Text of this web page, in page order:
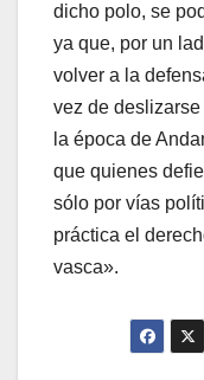
dicho polo, se
ya que, por un
volver a la
vez de
la época de
que quienes
sólo por ví­as
práctica el
vasca».